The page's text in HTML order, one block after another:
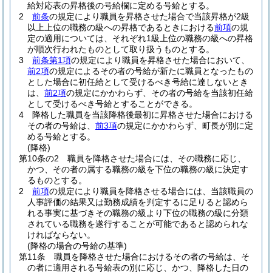
給対応表の昇格後の号給欄に定める号給とする。
2
前条の規定により職員を昇格させた場合で当該昇格が2級
以上上位の職務の級への昇格であるときにおける前項の規
定の適用については、それぞれ1級上位の職務の級への昇格
が順次行われたものとして取り扱うものとする。
3
前条第1項の規定により職員を昇格させた場合において、
前2項の規定によるその者の号給が新たに職員となったもの
とした場合に初任給として受けるべき号給に達しないとき
は、 前2項の規定にかかわらず、その者の号給を当該初任給
として受けるべき号給とすることができる。
4
降格した職員を当該降格後最初に昇格させた場合における
その者の号給は、 前3項の規定にかかわらず、町長が別に定
める号給とする。
(降格)
第10条の2
職員を降格させた場合には、その職務に応じ、
かつ、その者の属する職務の級を下位の職務の級に決定す
るものとする。
2
前項の規定により職員を降格させる場合には、当該職員の
人事評価の結果又は勤務成績を判定するに足りると認めら
れる事実に基づきその職務の級より下位の職務の級に分類
されている職務を遂行することが可能であると認められな
ければならない。
(降格の場合の号給の基準)
第11条
職員を降格させた場合におけるその者の号給は、そ
の者に適用される号給表の別に応じ、かつ、降格した日の